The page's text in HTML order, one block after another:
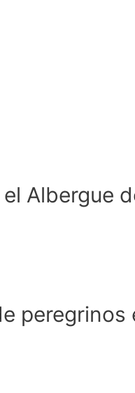
Albergue
peregrinos